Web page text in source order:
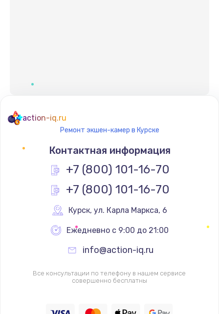
action-iq.ru
Ремонт экшен-камер в Курске
Контактная информация
+7 (800) 101-16-70
+7 (800) 101-16-70
Курск, ул. Карла Маркса, 6
Ежедневно с 9:00 до 21:00
info@action-iq.ru
Все консультации по телефону в нашем сервисе
совершенно бесплатны